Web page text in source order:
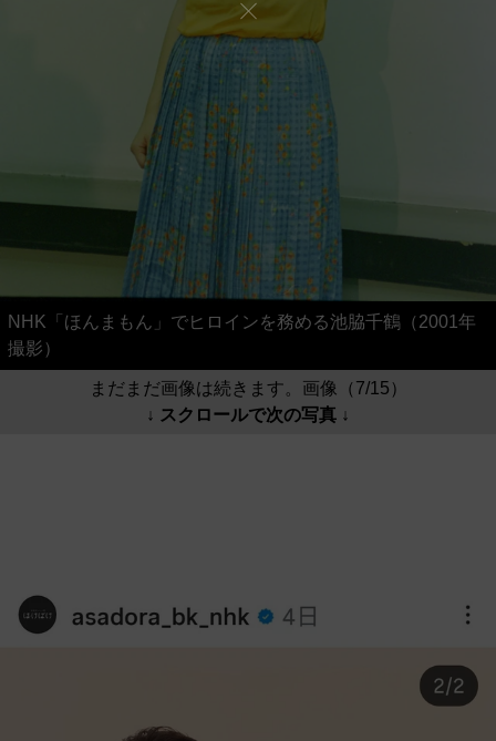
NHK「ほんまもん」でヒロインを務める池脇千鶴（2001年
撮影）
まだまだ画像は続きます。画像（7/15）
↓ スクロールで次の写真 ↓